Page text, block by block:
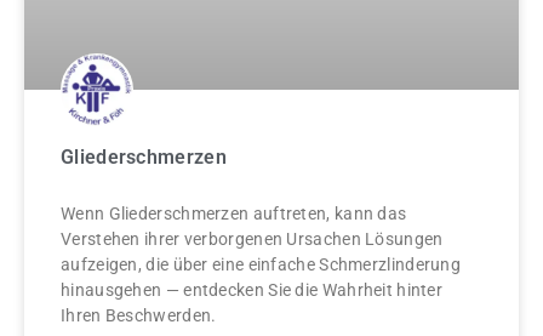
Gliederschmerzen
Wenn Gliederschmerzen auftreten, kann das
Verstehen ihrer verborgenen Ursachen Lösungen
aufzeigen, die über eine einfache Schmerzlinderung
hinausgehen — entdecken Sie die Wahrheit hinter
Ihren Beschwerden.